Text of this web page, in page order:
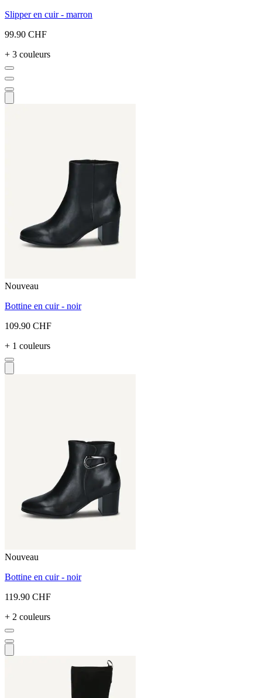
Slipper en cuir - marron
99.90 CHF
+ 3 couleurs
Nouveau
Bottine en cuir - noir
109.90 CHF
+ 1 couleurs
Nouveau
Bottine en cuir - noir
119.90 CHF
+ 2 couleurs